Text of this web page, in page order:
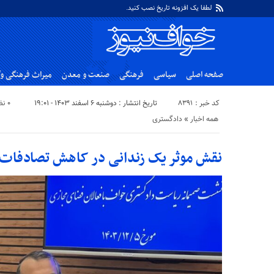
لطفا یک افزونه تاریخ نصب کنید.
صفحه اصلی سیاسی فرهنگی صنعت و معدن میراث فرهنگی
کد خبر : ۸۳۹۱ تاریخ انتشار : دوشنبه ۶ اسفند ۱۴۰۳ - ۱۹:۰۱
۰ نظر
دادگستری « همه اخبار
نقش موثر یک زندانی در کاهش